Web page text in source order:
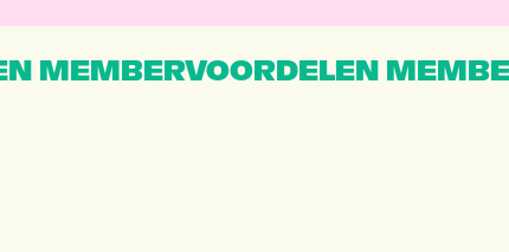
MEMBERVOORDELEN